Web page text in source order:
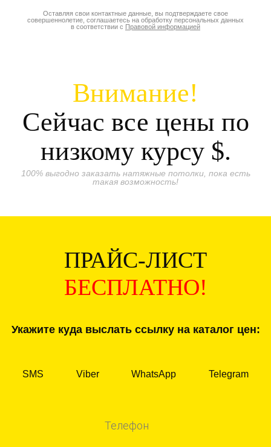
Оставляя свои контактные данные, вы подтверждаете свое
совершеннолетие, соглашаетесь на обработку персональных данных
в соответствии с Правовой информацией
Внимание!
Сейчас все цены по
низкому курсу $.
100% выгодно заказать натяжные потолки, пока есть
такая возможность!
ПРАЙС-ЛИСТ
БЕСПЛАТНО!
Укажите куда выслать ссылку на каталог цен:
SMS Viber WhatsApp Telegram